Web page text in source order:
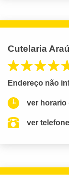
Cutelaria
Endereço não
ver horario
ver telefone